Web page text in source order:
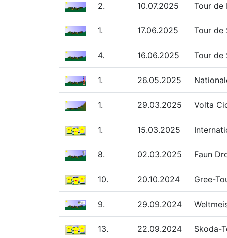
2. 10.07.2025 Tour de
1. 17.06.2025 Tour de
4. 16.06.2025 Tour de
1. 26.05.2025
1. 29.03.2025 Volta
1. 15.03.2025
8. 02.03.2025 Faun
10. 20.10.2024 Gree-
9. 29.09.2024
13. 22.09.2024 Skoda-